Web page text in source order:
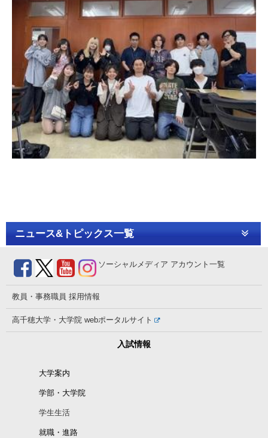
ニュース&トピックス一覧
ソーシャルメディア アカウント一覧
教員・事務職員 採用情報
高千穂大学・大学院 webポータルサイト
入試情報
大学案内
学部・大学院
学生生活
就職・進路